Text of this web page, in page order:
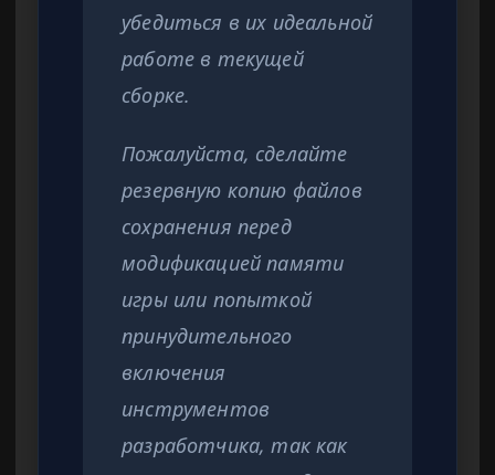
убедиться в их идеальной
работе в текущей
сборке.
Пожалуйста, сделайте
резервную копию файлов
сохранения перед
модификацией памяти
игры или попыткой
принудительного
включения
инструментов
разработчика, так как